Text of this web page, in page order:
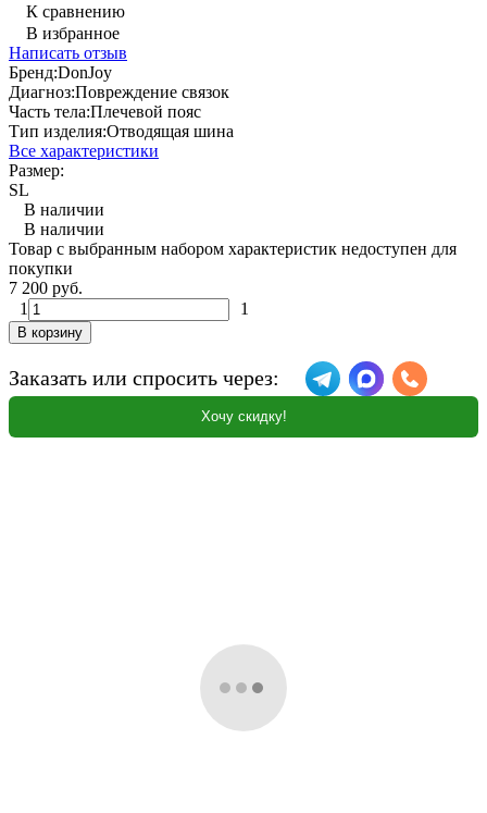
К сравнению
В избранное
Написать отзыв
Бренд:DonJoy
Диагноз:Повреждение связок
Часть тела:Плечевой пояс
Тип изделия:Отводящая шина
Все характеристики
Размер:
SL
В наличии
В наличии
Товар с выбранным набором характеристик недоступен для
покупки
7 200 руб.
1
1
В корзину
Заказать или спросить через:
Хочу скидку!